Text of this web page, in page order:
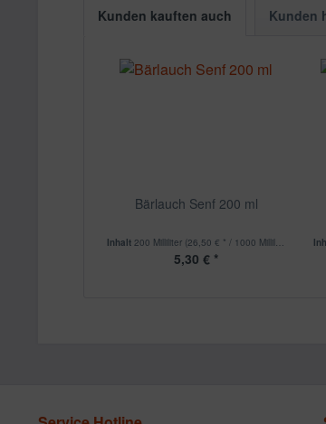
Kunden kauften auch Kunden
Bärlauch Senf 200 ml
Inhalt 200 Milliliter (26,50 € * / 1000 Milliliter)
5,30 € *